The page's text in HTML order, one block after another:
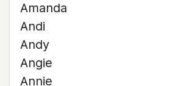
Amanda
Andi
Andy
Angie
Annie